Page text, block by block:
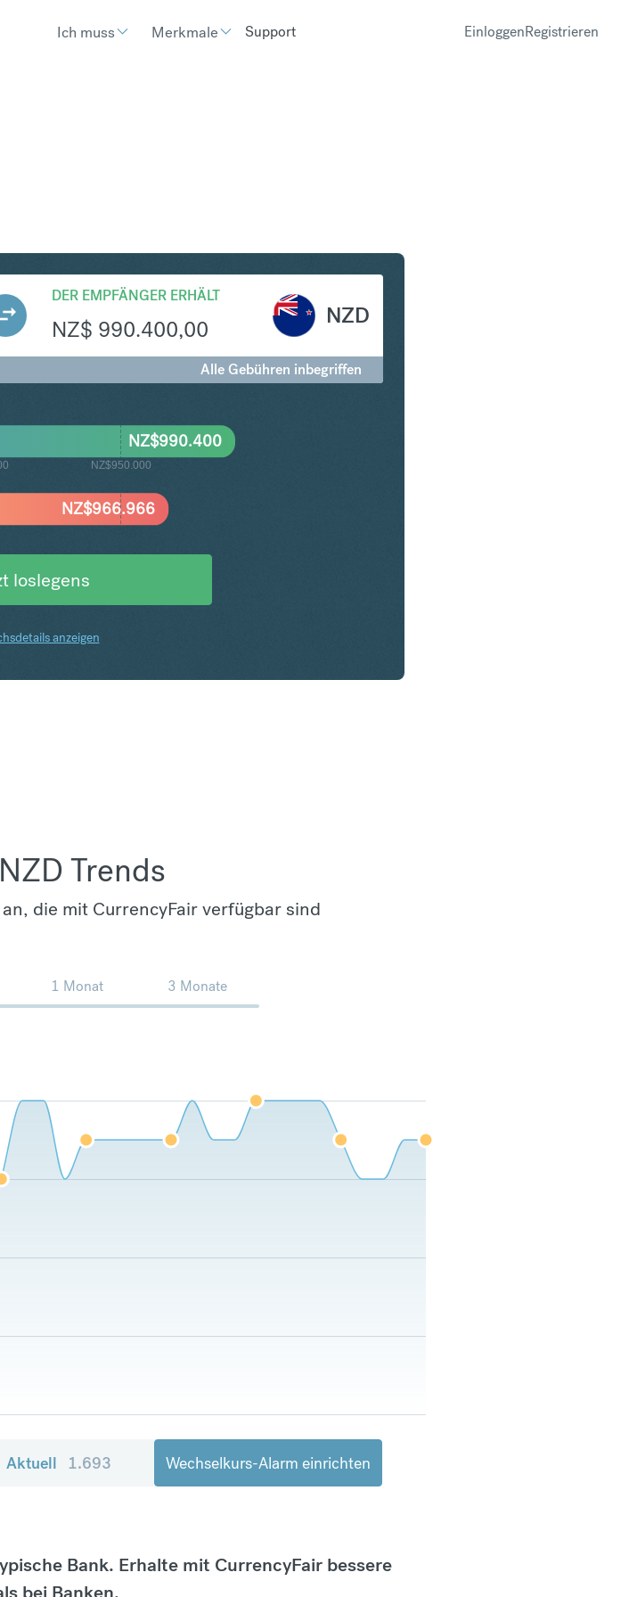
Ich muss Merkmale Support EinloggenRegistrieren
DER EMPFÄNGER ERHÄLT
NZ$ 990.400,00
NZD
Alle Gebühren inbegriffen
NZ$950.000
NZ$966.966
NZ$990.400
loslegens
anzeigen
Trends
die mit CurrencyFair verfügbar sind
1 Monat 3 Monate
Aktuell 1.693 Wechselkurs-Alarm einrichten
Bank. Erhalte mit CurrencyFair bessere
bei Banken.